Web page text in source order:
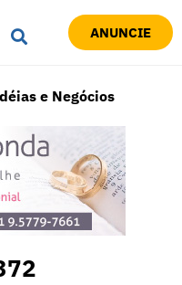
ANUNCIE
e Negócios